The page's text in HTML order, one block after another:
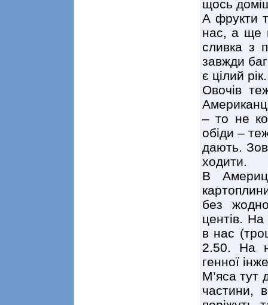
щось
А фрукти
нас, а ще
сливка з
завжди
є цілий
Овочів
– то не
обіди –
дають.
ходити.
В
без
центів.
в нас
2.50. На
генної
М’яса тут
частини,